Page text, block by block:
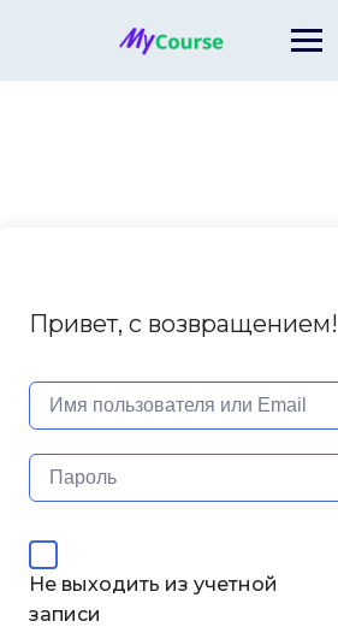
Привет, с возвращением!
Не выходить из учетной
записи